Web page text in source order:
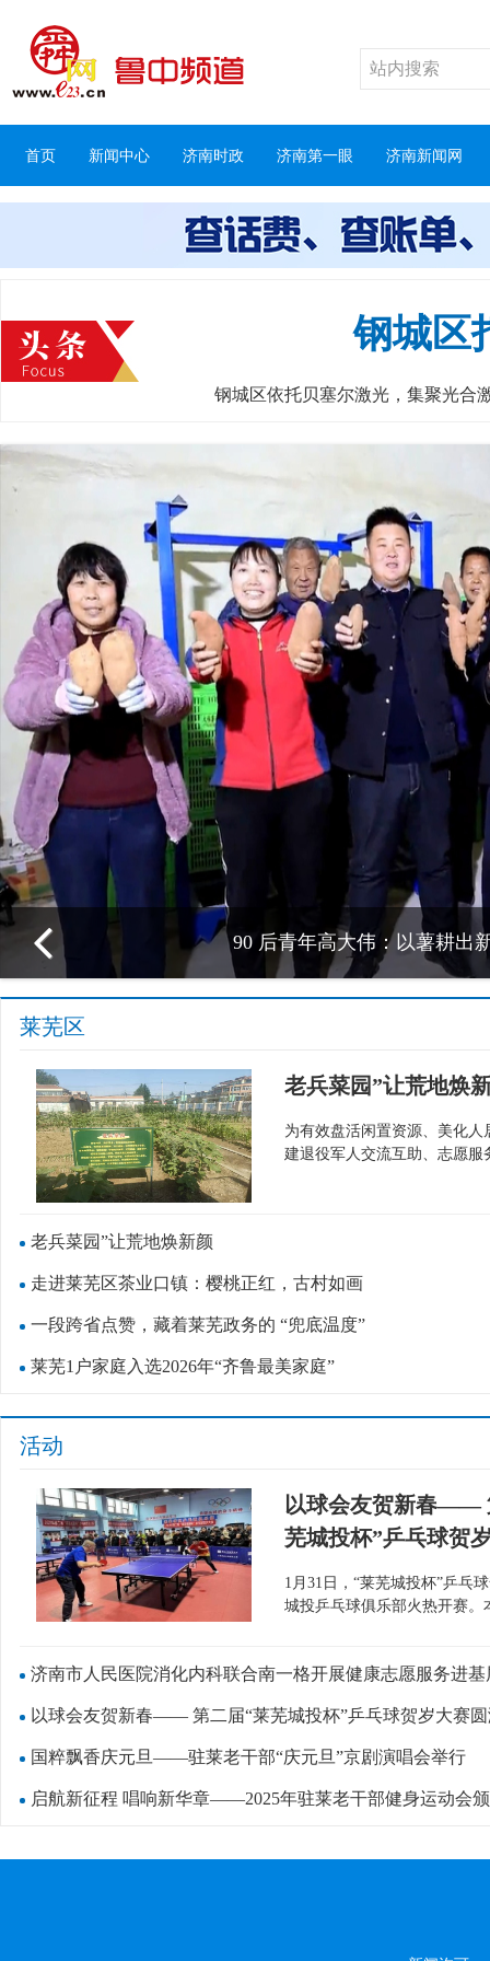
首页 新闻中心 济南时政 济南第一眼 济南新闻网
钢城区
钢城区依托贝塞尔激光，集聚光合
90 后青年高大伟：以薯耕出
莱芜区
老兵菜园”让荒地焕
为有效盘活闲置资源、美化人
建退役军人交流互助、志愿服
老兵菜园”让荒地焕新颜
走进莱芜区茶业口镇：樱桃正红，古村如画
一段跨省点赞，藏着莱芜政务的 “兜底温度”
莱芜1户家庭入选2026年“齐鲁最美家庭”
活动
以球会友贺新春——
芜城投杯”乒乓球贺
收官
1月31日，“莱芜城投杯”乒乓
城投乒乓球俱乐部火热开赛
济南市人民医院消化内科联合南一格开展健康志愿服务进基
以球会友贺新春—— 第二届“莱芜城投杯”乒乓球贺岁大赛
国粹飘香庆元旦——驻莱老干部“庆元旦”京剧演唱会举行
启航新征程 唱响新华章——2025年驻莱老干部健身运动会